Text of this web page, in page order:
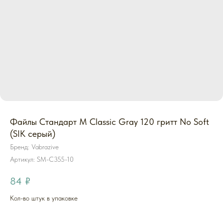
Файлы Стандарт M Classic Gray 120 гритт No Soft
(SIK серый)
Бренд: Vabrazive
Артикул: SM-C355-10
84 ₽
Кол-во штук в упаковке